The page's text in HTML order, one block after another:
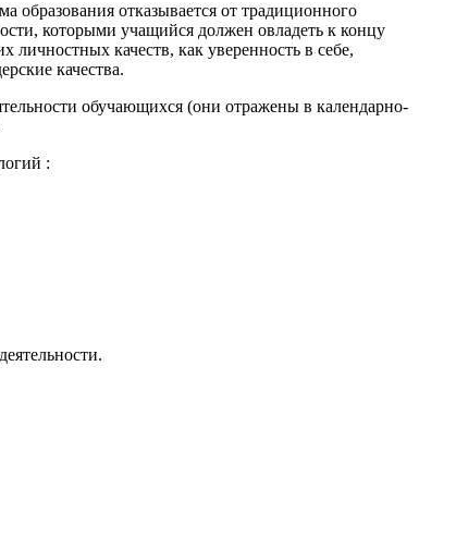
образования отказывается от традиционного
которыми учащийся должен овладеть к концу
личностных качеств, как уверенность в себе,
качества.
обучающихся (они отражены в календарно-
: